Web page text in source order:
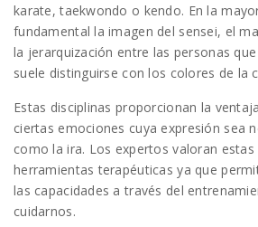
karate, taekwondo o kendo. En la
fundamental la imagen del sensei, el
la jerarquización entre las personas
suele distinguirse con los colores de la
Estas disciplinas proporcionan la
ciertas emociones cuya expresión sea
como la ira. Los expertos valoran
herramientas terapéuticas ya que
las capacidades a través del
cuidarnos.